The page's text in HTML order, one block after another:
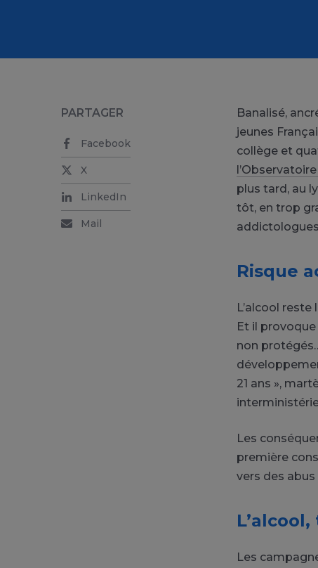
Banalisé,
jeunes
collège et
plus tard, au
tôt, en trop
Risque
L’alcool
Et il
non
21 ans »,
Les
première
vers des abus
Les
PARTAGER
Facebook
X
LinkedIn
Mail